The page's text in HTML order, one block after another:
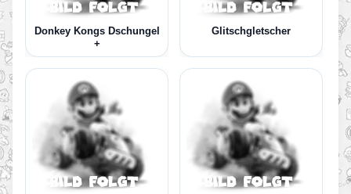
Donkey Kongs Dschungel
+
Glitschgletscher